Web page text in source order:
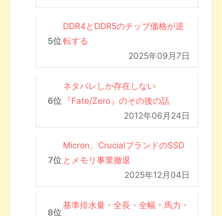
DDR4とDDR5のチップ価格が逆
転する
2025年09月7日
ネタバレしか存在しない
『Fate/Zero』のその後の話
2012年06月24日
Micron、CrucialブランドのSSD
とメモリ事業撤退
2025年12月04日
基準排水量・全長・全幅・馬力・